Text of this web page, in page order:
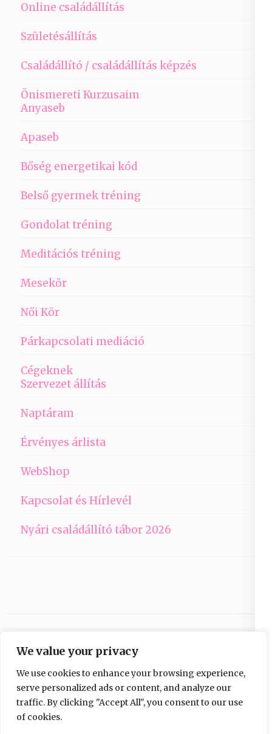
We value your privacy
We use cookies to enhance your browsing experience,
serve personalized ads or content, and analyze our
traffic. By clicking "Accept All", you consent to our use
of cookies.
Online családállítás
Születésállítás
Családállító / családállítás képzés
Önismereti Kurzusaim
Anyaseb
Apaseb
Bőség energetikai kód
Belső gyermek tréning
Gondolat tréning
Meditációs tréning
Mesekör
Női Kör
Párkapcsolati mediáció
Cégeknek
Szervezet állítás
Naptáram
Érvényes árlista
WebShop
Kapcsolat és Hírlevél
Nyári családállító tábor 2026
Copyright © 2026Ezüst-Híd.
Elegant Pink
Developed By